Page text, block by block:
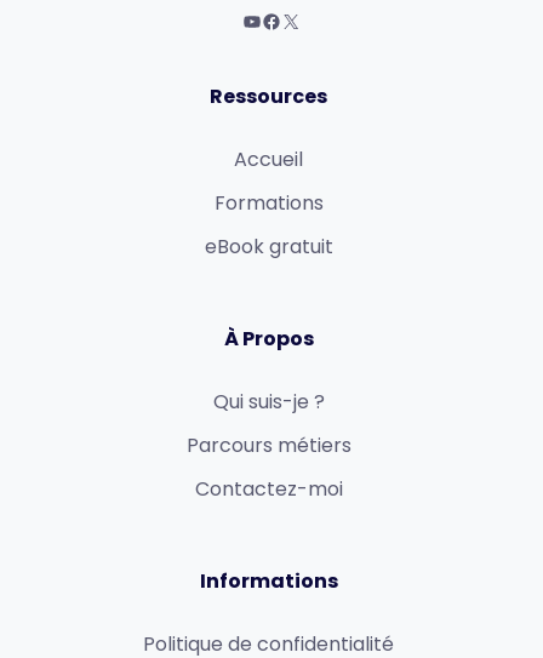
Ressources
Accueil
Formations
eBook gratuit
À Propos
Qui suis-je ?
Parcours métiers
Contactez-moi
Informations
Politique de confidentialité